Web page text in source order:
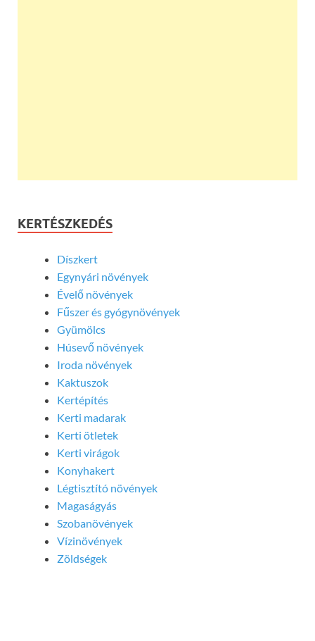
KERTÉSZKEDÉS
Díszkert
Egynyári növények
Évelő növények
Fűszer és gyógynövények
Gyümölcs
Húsevő növények
Iroda növények
Kaktuszok
Kertépítés
Kerti madarak
Kerti ötletek
Kerti virágok
Konyhakert
Légtisztító növények
Magaságyás
Szobanövények
Vízinövények
Zöldségek